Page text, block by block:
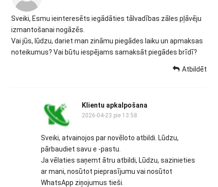
Sveiki, Esmu ieinteresēts iegādāties tālvadības zāles pļāvēju
izmantošanai nogāzēs.
Vai jūs, lūdzu, dariet man zināmu piegādes laiku un apmaksas
noteikumus? Vai būtu iespējams samaksāt piegādes brīdī?
Atbildēt
Klientu apkalpošana
2026-04-23 pie 13:58
Sveiki, atvainojos par novēloto atbildi. Lūdzu,
pārbaudiet savu e -pastu.
Ja vēlaties saņemt ātru atbildi, Lūdzu, sazinieties
ar mani, nosūtot pieprasījumu vai nosūtot
WhatsApp ziņojumus tieši.